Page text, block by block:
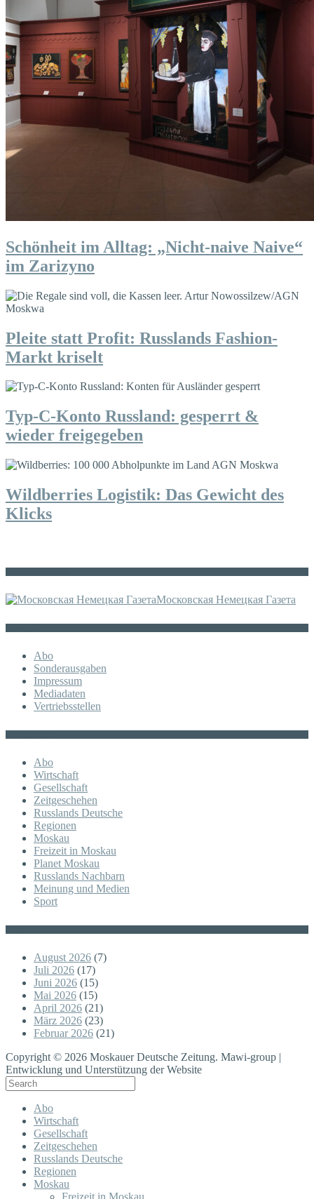
Schönheit im Alltag: „Nicht-naive Naive“
im Zarizyno
Pleite statt Profit: Russlands Fashion-
Markt kriselt
Typ-C-Konto Russland: gesperrt &
wieder freigegeben
Wildberries Logistik: Das Gewicht des
Klicks
Московская Немецкая Газета
Abo
Sonderausgaben
Impressum
Mediadaten
Vertriebsstellen
Abo
Wirtschaft
Gesellschaft
Zeitgeschehen
Russlands Deutsche
Regionen
Moskau
Freizeit in Moskau
Planet Moskau
Russlands Nachbarn
Meinung und Medien
Sport
August 2026 (7)
Juli 2026 (17)
Juni 2026 (15)
Mai 2026 (15)
April 2026 (21)
März 2026 (23)
Februar 2026 (21)
Copyright © 2026 Moskauer Deutsche Zeitung. Mawi-group |
Entwicklung und Unterstützung der Website
Abo
Wirtschaft
Gesellschaft
Zeitgeschehen
Russlands Deutsche
Regionen
Moskau
Freizeit in Moskau